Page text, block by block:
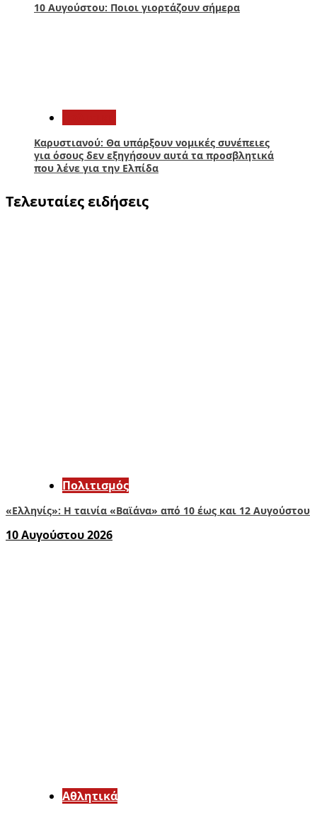
10 Αυγούστου: Ποιοι γιορτάζουν σήμερα
Καρυστιανού: Θα υπάρξουν νομικές συνέπειες
για όσους δεν εξηγήσουν αυτά τα προσβλητικά
που λένε για την Ελπίδα
Τελευταίες ειδήσεις
Πολιτισμός
«Ελληνίς»: Η ταινία «Βαϊάνα» από 10 έως και 12 Αυγούστου
10 Αυγούστου 2026
Αθλητικά